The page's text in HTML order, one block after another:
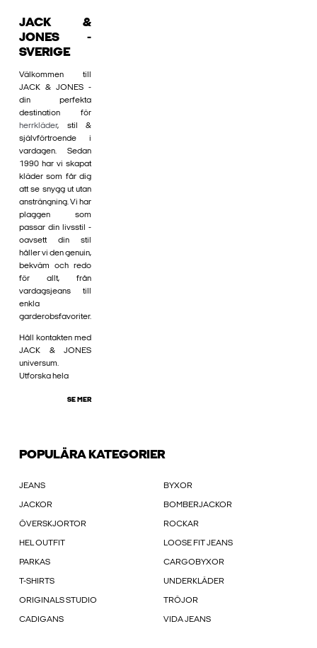
JACK &
JONES -
SVERIGE
Välkommen till
JACK & JONES -
din perfekta
destination för
herrkläder, stil &
självförtroende i
vardagen. Sedan
1990 har vi skapat
kläder som får dig
att se snygg ut utan
ansträngning. Vi har
plaggen som
passar din livsstil -
oavsett din stil
håller vi den genuin,
bekväm och redo
för allt, från
vardagsjeans till
enkla
garderobsfavoriter.
Håll kontakten med
JACK & JONES
universum.
Utforska hela
SE MER
POPULÄRA KATEGORIER
JEANS BYXOR
JACKOR BOMBERJACKOR
ÖVERSKJORTOR ROCKAR
HEL OUTFIT LOOSE FIT JEANS
PARKAS CARGOBYXOR
T-SHIRTS UNDERKLÄDER
ORIGINALS STUDIO TRÖJOR
CADIGANS VIDA JEANS